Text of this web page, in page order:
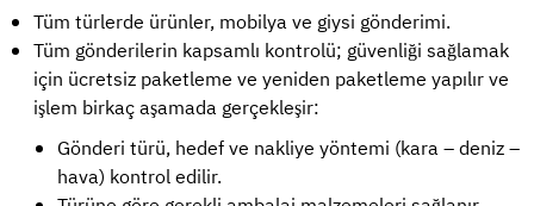
Tüm türlerde ürünler, mobilya ve giysi gönderimi.
Tüm gönderilerin kapsamlı kontrolü; güvenliği sağlamak
için ücretsiz paketleme ve yeniden paketleme yapılır ve
işlem birkaç aşamada gerçekleşir:
Gönderi türü, hedef ve nakliye yöntemi (kara – deniz –
hava) kontrol edilir.